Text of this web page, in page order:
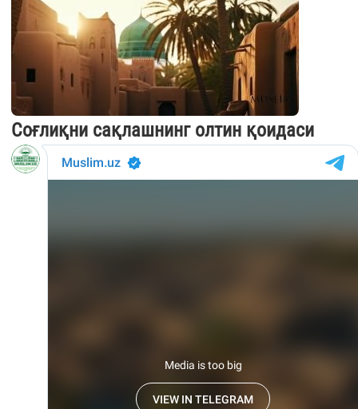
Соғлиқни сақлашнинг олтин қоидаси